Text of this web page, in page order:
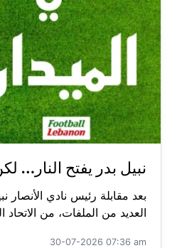
نبيل بدر يفتح النار…
بعد مقابلة رئيس نادي الأنصار
العديد من الملفات، من الاتحاد
30-07-2026 07:36 am